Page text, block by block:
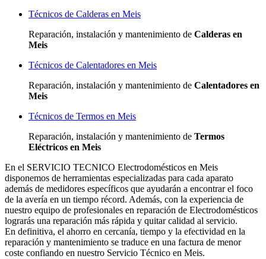
Técnicos de Calderas en Meis
Reparación, instalación y mantenimiento de Calderas en
Meis
Técnicos de Calentadores en Meis
Reparación, instalación y mantenimiento de Calentadores en
Meis
Técnicos de Termos en Meis
Reparación, instalación y mantenimiento de Termos
Eléctricos en Meis
En el SERVICIO TECNICO Electrodomésticos en Meis
disponemos de herramientas especializadas para cada aparato
además de medidores específicos que ayudarán a encontrar el foco
de la avería en un tiempo récord. Además, con la experiencia de
nuestro equipo de profesionales en reparación de Electrodomésticos
lograrás una reparación más rápida y quitar calidad al servicio.
En definitiva, el ahorro en cercanía, tiempo y la efectividad en la
reparación y mantenimiento se traduce en una factura de menor
coste confiando en nuestro Servicio Técnico en Meis.